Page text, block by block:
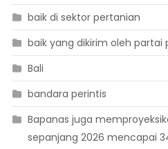
baik di sektor pertanian
baik yang dikirim oleh partai
Bali
bandara perintis
Bapanas juga
sepanjang 2026 mencapai